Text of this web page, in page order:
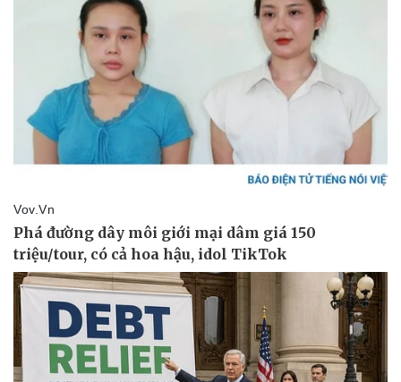
Pháp luật
Quân sự - Quốc phòng
Vũ khí
Việt Nam